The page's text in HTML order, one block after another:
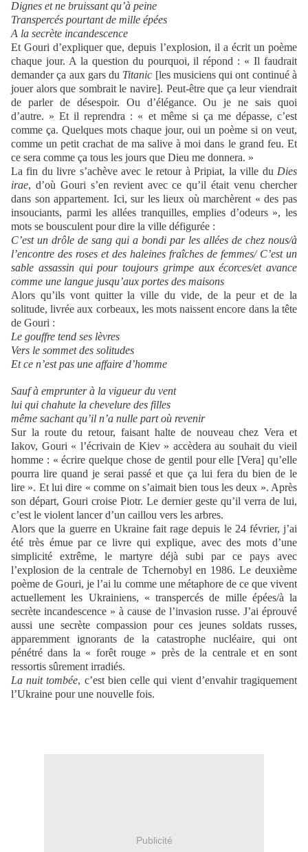
Dignes et ne bruissant qu’à peine
Transpercés pourtant de mille épées
A la secrète incandescence
Et Gouri d’expliquer que, depuis l’explosion, il a écrit un poème
chaque jour. A la question du pourquoi, il répond : « Il faudrait
demander ça aux gars du Titanic [les musiciens qui ont continué à
jouer alors que sombrait le navire]. Peut-être que ça leur viendrait
de parler de désespoir. Ou d’élégance. Ou je ne sais quoi
d’autre. » Et il reprendra : « et même si ça me dépasse, c’est
comme ça. Quelques mots chaque jour, oui un poème si on veut,
comme un petit crachat de ma salive à moi dans le grand feu. Et
ce sera comme ça tous les jours que Dieu me donnera. »
La fin du livre s’achève avec le retour à Pripiat, la ville du Dies
irae, d’où Gouri s’en revient avec ce qu’il était venu chercher
dans son appartement. Ici, sur les lieux où marchèrent « des pas
insouciants, parmi les allées tranquilles, emplies d’odeurs », les
mots se bousculent pour dire la ville défigurée :
C’est un drôle de sang qui a bondi par les allées de chez nous/à
l’encontre des roses et des haleines fraîches de femmes/ C’est un
sable assassin qui pour toujours grimpe aux écorces/et avance
comme une langue jusqu’aux portes des maisons
Alors qu’ils vont quitter la ville du vide, de la peur et de la
solitude, livrée aux corbeaux, les mots naissent encore dans la tête
de Gouri :
Le gouffre tend ses lèvres
Vers le sommet des solitudes
Et ce n’est pas une affaire d’homme
Sauf à emprunter à la vigueur du vent
lui qui chahute la chevelure des filles
même sachant qu’il n’a nulle part où revenir
Sur la route du retour, faisant halte de nouveau chez Vera et
Iakov, Gouri « l’écrivain de Kiev » accèdera au souhait du vieil
homme : « écrire quelque chose de gentil pour elle [Vera] qu’elle
pourra lire quand je serai passé et que ça lui fera du bien de le
lire ». Et lui dire « comme on s’aimait bien tous les deux ». Après
son départ, Gouri croise Piotr. Le dernier geste qu’il verra de lui,
c’est le violent lancer d’un caillou vers les arbres.
Alors que la guerre en Ukraine fait rage depuis le 24 février, j’ai
été très émue par ce livre qui explique, avec des mots d’une
simplicité extrême, le martyre déjà subi par ce pays avec
l’explosion de la centrale de Tchernobyl en 1986. Le deuxième
poème de Gouri, je l’ai lu comme une métaphore de ce que vivent
actuellement les Ukrainiens, « transpercés de mille épées/à la
secrète incandescence » à cause de l’invasion russe. J’ai éprouvé
aussi une secrète compassion pour ces jeunes soldats russes,
apparemment ignorants de la catastrophe nucléaire, qui ont
pénétré dans la « forêt rouge » près de la centrale et en sont
ressortis sûrement irradiés.
La nuit tombée, c’est bien celle qui vient d’envahir tragiquement
l’Ukraine pour une nouvelle fois.
Publicité